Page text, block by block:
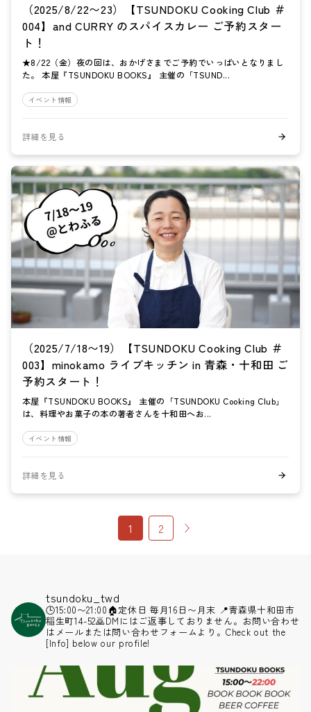
（2025/8/22〜23）【TSUNDOKU Cooking Club ＃
004】and CURRY のスパイスカレー ご予約スター
ト！
★8/22（金）夜の回は、おかげさまでご予約でいっぱいとなりまし
た。 本屋『TSUNDOKU BOOKS』 主催の「TSUND...
イベント情報
詳細を見る
（2025/7/18〜19）【TSUNDOKU Cooking Club ＃
003】minokamo ライブキッチン in 青森・十和田 ご
予約スタート！
本屋『TSUNDOKU BOOKS』 主催の「TSUNDOKU Cooking Club」
は、料理やお菓子の本の著者さんを十和田へお...
イベント情報
詳細を見る
1 2
tsundoku_twd
🕒15:00〜21:00 🏠定休日 毎月16日〜月末 📍青森県十和田市
稲生町14-52🙇DMにはご返事しておりません。お問い合わせ
はメールまたは問い合わせフォームより。Check out the
[Info] below our profile!